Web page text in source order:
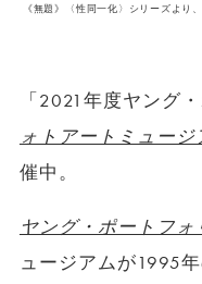
《無題》〈性同一化〉シリーズより
「2021年度ヤング
ォトアートミュージ
催中。
ヤング・ポートフォ
ュージアムが1995